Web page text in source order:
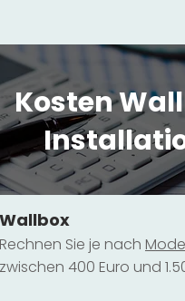
Kosten
Wallbox
Rechnen Sie je nach
zwischen 400 Euro und